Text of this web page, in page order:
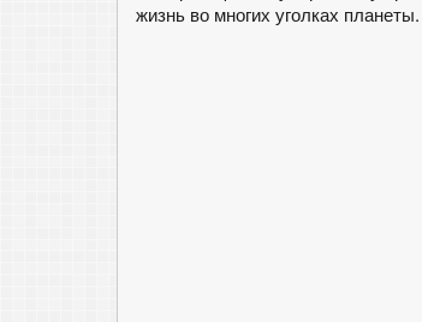
жизнь во многих уголках планеты.